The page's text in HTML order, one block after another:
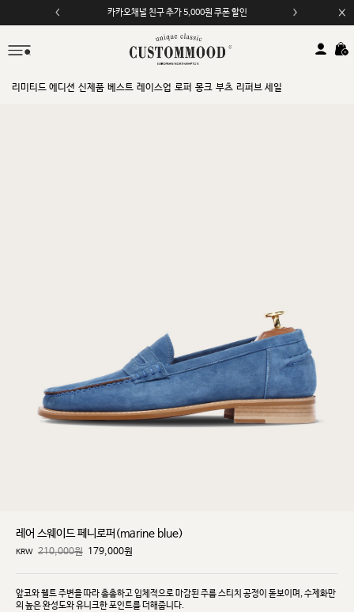
모바일 앱 자동 2,000원 할인
리미티드 에디션 신제품 베스트 레이스업 로퍼 몽크 부츠 리퍼브 세일
레어 스웨이드 페니로퍼(marine blue)
KRW 210,000원 179,000원
앞코와 웰트 주변을 따라 촘촘하고 입체적으로 마감된 주름 스티치 공정이 돋보이며, 수제화만
의 높은완성도와 유니크한 포인트를 더해줍니다.